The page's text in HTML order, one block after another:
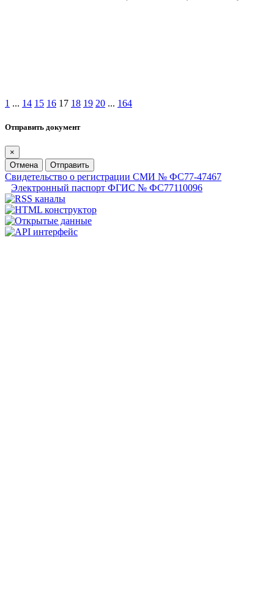
1 ... 14 15 16 17 18 19 20 ... 164
Отправить документ
×
Отмена
Отправить
Свидетельство о регистрации СМИ № ФС77-47467
Электронный паспорт ФГИС № ФС77110096